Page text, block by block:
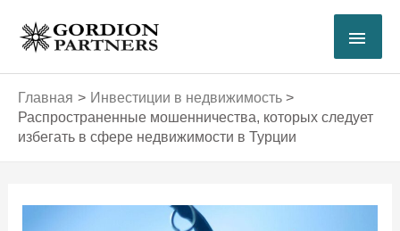
содержимому
Главная
Инвестиции в недвижимость
Распространенные мошенничества, которых следует
избегать в сфере недвижимости в Турции